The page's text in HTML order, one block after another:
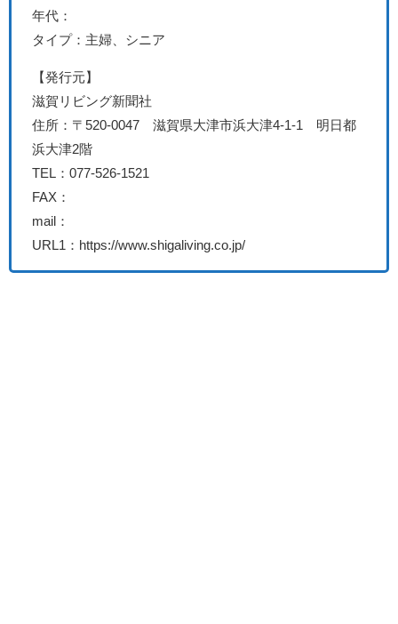
年代：
タイプ：主婦、シニア
【発行元】
滋賀リビング新聞社
住所：〒520-0047 滋賀県大津市浜大津4-1-1 明日都
浜大津2階
TEL：077-526-1521
FAX：
mail：
URL1：https://www.shigaliving.co.jp/